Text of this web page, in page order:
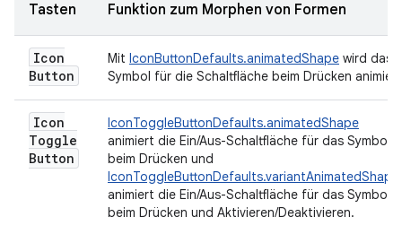
Tasten Funktion zum Morphen von Formen
Icon
Button
Mit IconButtonDefaults.animatedShape wird das
Symbol für die Schaltfläche beim Drücken
Icon
Toggle
Button
IconToggleButtonDefaults.animatedShape
animiert die Ein/Aus-Schaltfläche für das Symbol
beim Drücken und
animiert die Ein/Aus-Schaltfläche für das Symbol
beim Drücken und Aktivieren/Deaktivieren.